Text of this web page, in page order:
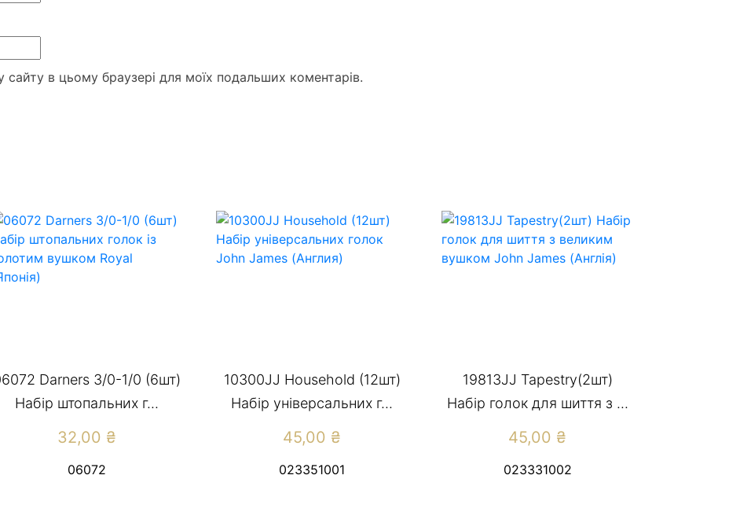
в цьому браузері для моїх подальших коментарів.
Darners 3/0-1/0 (6шт)
Набір штопальних г...
32,00 ₴
06072
10300JJ Household (12шт)
Набір універсальних г...
45,00 ₴
023351001
19813JJ Tapestry(2шт)
Набір голок для шиття з ...
45,00 ₴
023331002